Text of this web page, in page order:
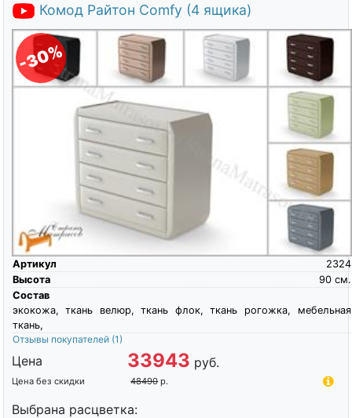
Комод Райтон Comfy (4 ящика)
-30%
Артикул
2324
Высота
см.
90
Состав
экокожа, ткань велюр, ткань флок, ткань рогожка, мебельная
ткань,
Отзывы покупателей (1)
Цена 33943 руб.
Цена без скидки 48490 р.
Выбрана расцветка: